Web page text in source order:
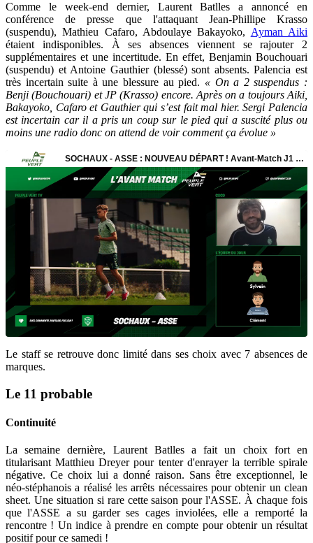
Comme le week-end dernier, Laurent Batlles a annoncé en
conférence de presse que l'attaquant Jean-Phillipe Krasso
(suspendu), Mathieu Cafaro, Abdoulaye Bakayoko, Ayman Aiki
étaient indisponibles. À ses absences viennent se rajouter 2
supplémentaires et une incertitude. En effet, Benjamin Bouchouari
(suspendu) et Antoine Gauthier (blessé) sont absents. Palencia est
très incertain suite à une blessure au pied. « On a 2 suspendus :
Benji (Bouchouari) et JP (Krasso) encore. Après on a toujours Aiki,
Bakayoko, Cafaro et Gauthier qui s’est fait mal hier. Sergi Palencia
est incertain car il a pris un coup sur le pied qui a suscité plus ou
moins une radio donc on attend de voir comment ça évolue »
Le staff se retrouve donc limité dans ses choix avec 7 absences de
marques.
Le 11 probable
Continuité
La semaine dernière, Laurent Batlles a fait un choix fort en
titularisant Matthieu Dreyer pour tenter d'enrayer la terrible spirale
négative. Ce choix lui a donné raison. Sans être exceptionnel, le
néo-stéphanois a réalisé les arrêts nécessaires pour obtenir un clean
sheet. Une situation si rare cette saison pour l'ASSE. À chaque fois
que l'ASSE a su garder ses cages inviolées, elle a remporté la
rencontre ! Un indice à prendre en compte pour obtenir un résultat
positif pour ce samedi !